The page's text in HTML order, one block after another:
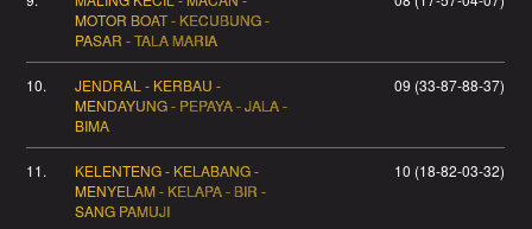
MOTOR BOAT - KECUBUNG -
PASAR - TALA MARIA
10.
JENDRAL - KERBAU -
MENDAYUNG - PEPAYA - JALA -
BIMA
09 (33-87-88-37)
11.
KELENTENG - KELABANG -
MENYELAM - KELAPA - BIR -
SANG PAMUJI
10 (18-82-03-32)